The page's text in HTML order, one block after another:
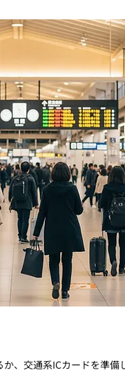
、交通系ICカードを準